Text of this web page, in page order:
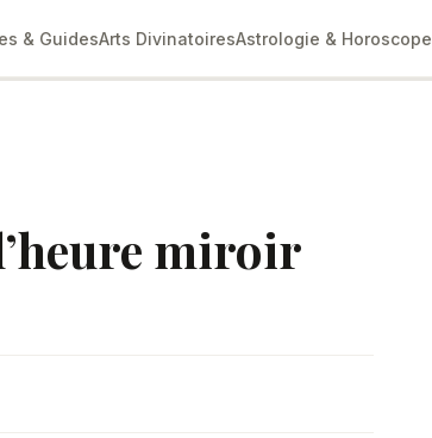
& GuidesArts DivinatoiresAstrologie & Horoscope
miroir